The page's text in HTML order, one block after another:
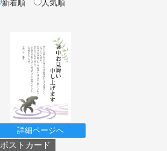
新着順 人気順
詳細ページへ
ポストカード